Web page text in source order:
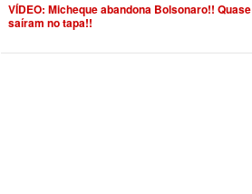
VÍDEO: Micheque abandona Bolsonaro!! Quase
saíram no tapa!!